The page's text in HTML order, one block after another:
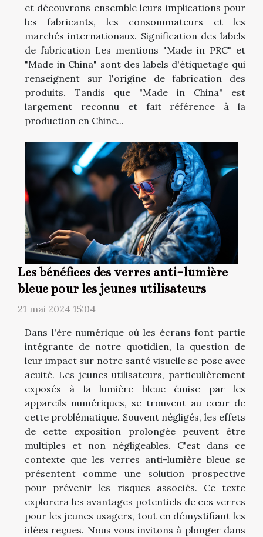
et découvrons ensemble leurs implications pour
les fabricants, les consommateurs et les
marchés internationaux. Signification des labels
de fabrication Les mentions "Made in PRC" et
"Made in China" sont des labels d'étiquetage qui
renseignent sur l'origine de fabrication des
produits. Tandis que "Made in China" est
largement reconnu et fait référence à la
production en Chine...
Les bénéfices des verres anti-lumière
bleue pour les jeunes utilisateurs
21 mai 2024 15:04
Dans l'ère numérique où les écrans font partie
intégrante de notre quotidien, la question de
leur impact sur notre santé visuelle se pose avec
acuité. Les jeunes utilisateurs, particulièrement
exposés à la lumière bleue émise par les
appareils numériques, se trouvent au cœur de
cette problématique. Souvent négligés, les effets
de cette exposition prolongée peuvent être
multiples et non négligeables. C'est dans ce
contexte que les verres anti-lumière bleue se
présentent comme une solution prospective
pour prévenir les risques associés. Ce texte
explorera les avantages potentiels de ces verres
pour les jeunes usagers, tout en démystifiant les
idées reçues. Nous vous invitons à plonger dans